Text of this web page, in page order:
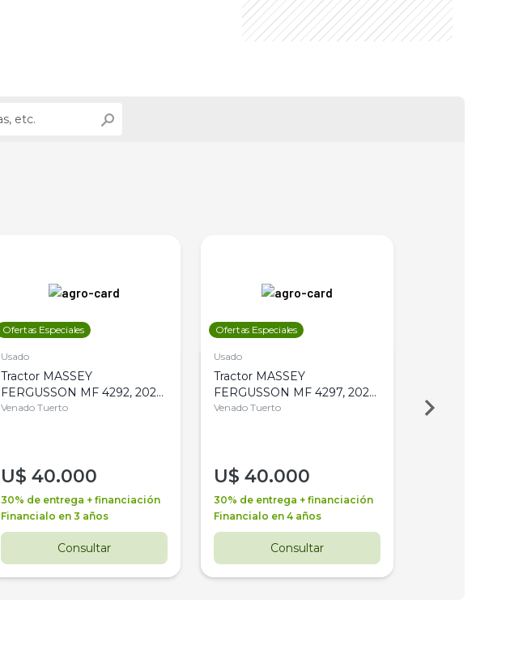
Ofertas Especiales
Usado
Tractor MASSEY
FERGUSSON MF 4292, 2020,
4WD, PATON
Venado Tuerto
U$ 40.000
30% de entrega + financiación
Financialo en 3 años
Consultar
Ofertas Especiales
Usado
Tractor MASSEY
FERGUSSON MF 4297, 2020,
4WD, PATON
Venado Tuerto
U$ 40.000
30% de entrega + financiación
Financialo en 4 años
Consultar
Venado Tuerto